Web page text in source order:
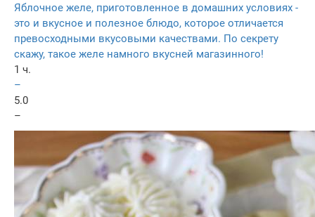
Яблочное желе, приготовленное в домашних условиях -
это и вкусное и полезное блюдо, которое отличается
превосходными вкусовыми качествами. По секрету
скажу, такое желе намного вкусней магазинного!
1 ч.
–
5.0
–